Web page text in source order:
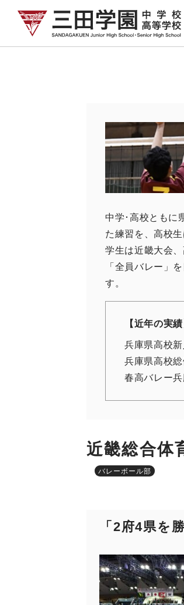
中学･高校ともに
た練習を、高校
学生は近畿大会
「全員バレー」
す。
【近年の実績
兵庫県高校
兵庫県高校
春高バレー
近畿総合体
バレーボール部
「2府4県を